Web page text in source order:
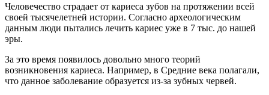
Человечество страдает от кариеса зубов на протяжении всей
своей тысячелетней истории. Согласно археологическим
данным люди пытались лечить кариес уже в 7 тыс. до нашей
эры.
За это время появилось довольно много теорий
возникновения кариеса. Например, в Средние века полагали,
что данное заболевание образуется из-за зубных червей.